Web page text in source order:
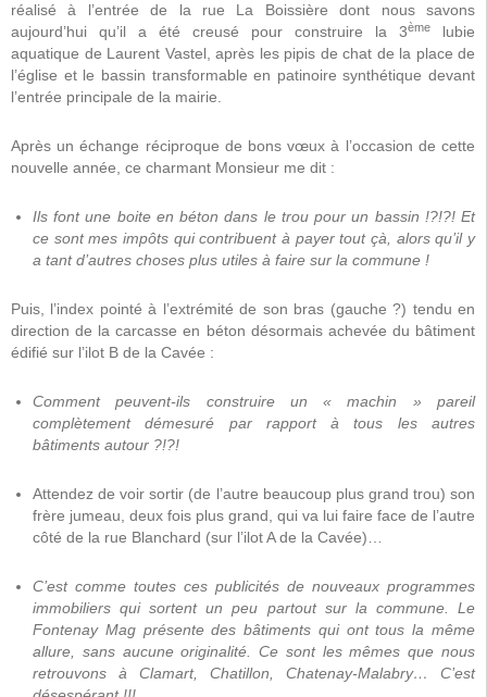
réalisé à l’entrée de la rue La Boissière dont nous savons
aujourd’hui qu’il a été creusé pour construire la 3ème
lubie
aquatique de Laurent Vastel, après les pipis de chat de la place de
l’église et le bassin transformable en patinoire synthétique devant
l’entrée principale de la mairie.
Après un échange réciproque de bons vœux à l’occasion de cette
nouvelle année, ce charmant Monsieur me dit :
Ils font une boite en béton dans le trou pour un bassin !?!?! Et
ce sont mes impôts qui contribuent à payer tout çà, alors qu’il y
a tant d’autres choses plus utiles à faire sur la commune !
Puis, l’index pointé à l’extrémité de son bras (gauche ?) tendu en
direction de la carcasse en béton désormais achevée du bâtiment
édifié sur l’ilot B de la Cavée :
Comment peuvent-ils construire un « machin » pareil
complètement démesuré par rapport à tous les autres
bâtiments autour ?!?!
Attendez de voir sortir (de l’autre beaucoup plus grand trou) son
frère jumeau, deux fois plus grand, qui va lui faire face de l’autre
côté de la rue Blanchard (sur l’ilot A de la Cavée)…
C’est comme toutes ces publicités de nouveaux programmes
immobiliers qui sortent un peu partout sur la commune. Le
Fontenay Mag présente des bâtiments qui ont tous la même
allure, sans aucune originalité. Ce sont les mêmes que nous
retrouvons à Clamart, Chatillon, Chatenay-Malabry… C’est